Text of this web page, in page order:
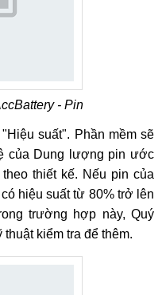
- Pin
suất". Phần mềm sẽ
của Dung lượng pin ước
thiết kế. Nếu pin của
hiệu suất từ 80% trở lên
trường hợp này, Quý
kiểm tra để thêm.